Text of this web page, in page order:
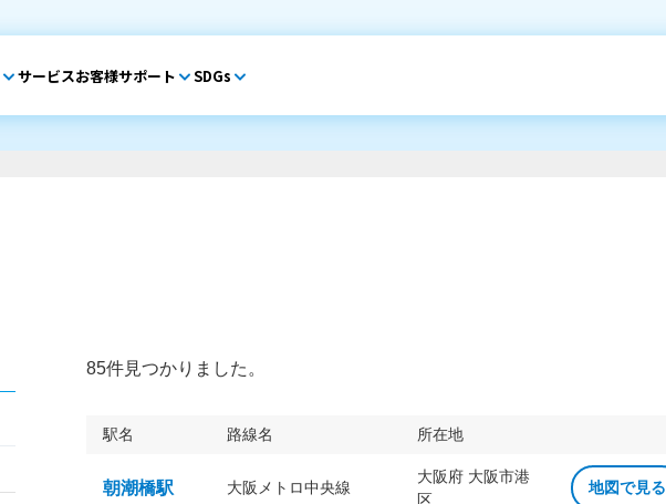
サービスお客様サポート SDGs
85件見つかりました。
駅名 路線名 所在地
朝潮橋駅 大阪メトロ中央線
大阪府 大阪市港
区
地図で見る